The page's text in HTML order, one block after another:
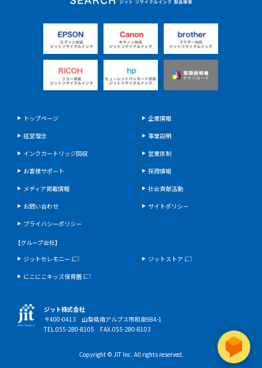
ジット リサイクルイ
ンク 製品検索
トップページ
企業情報
経営理念
事業説明
インクカートリッジ回収
営業体制
お客様サポート
採用情報
メディア掲載情報
社会貢献活動
お問い合わせ
サイトポリシー
プライバシーポリシー
【グループ会社】
ジットセレモニー
ジットストア
にこにこキッズ保育園
ジット株式会社
〒400-0413 山梨県南アルプス市和泉984-1
TEL.055-280-8105 FAX.055-280-8103
Copyright © JIT Inc. All rights reserved.